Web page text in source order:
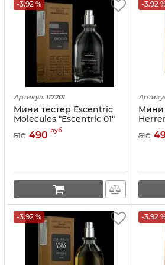
-3.92 %
Артикул: 117201
Мини тестер Escentric
Molecules "Escentric 01"
(ОАЭ) 67 ml
510 490 руб
-3.92
Мини
67 ml
510
-3.92 % -3.92